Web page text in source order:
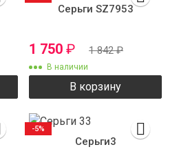
Серьги SZ7953
1 750 ₽ 1 842₽
В наличии
В корзину
Серьги3
-5%